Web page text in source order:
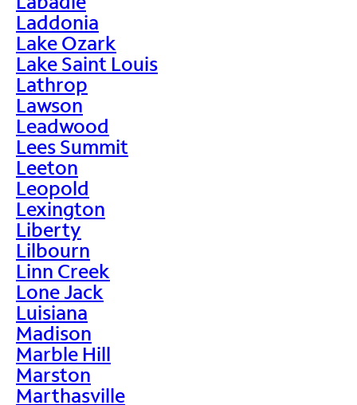
Laddonia
Lake Ozark
Lake Saint Louis
Lathrop
Lawson
Leadwood
Lees Summit
Leeton
Leopold
Lexington
Liberty
Lilbourn
Linn Creek
Lone Jack
Luisiana
Madison
Marble Hill
Marston
Marthasville